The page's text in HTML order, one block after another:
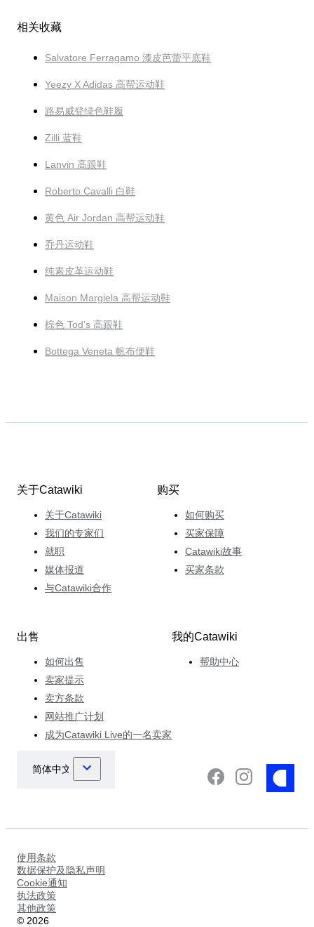
相关收藏
Salvatore Ferragamo 漆皮芭蕾平底鞋
Yeezy X Adidas 高帮运动鞋
路易威登绿色鞋履
Zilli 蓝鞋
Lanvin 高跟鞋
Roberto Cavalli 白鞋
黄色 Air Jordan 高帮运动鞋
乔丹运动鞋
纯素皮革运动鞋
Maison Margiela 高帮运动鞋
棕色 Tod's 高跟鞋
Bottega Veneta 帆布便鞋
关于Catawiki
关于Catawiki
我们的专家们
就职
媒体报道
与Catawiki合作
购买
如何购买
买家保障
Catawiki故事
买家条款
出售
如何出售
卖家提示
卖方条款
网站推广计划
成为Catawiki Live的一名卖家
我的Catawiki
帮助中心
使用条款
数据保护及隐私声明
Cookie通知
执法政策
其他政策
© 2026